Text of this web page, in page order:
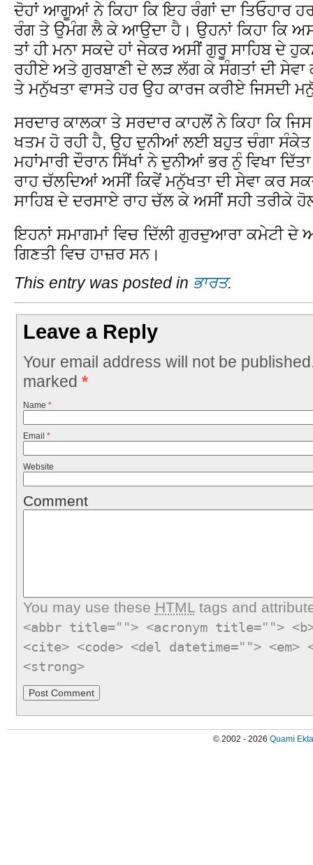
ਦੋਹਾਂ ਆਗੂਆਂ ਨੇ ਕਿਹਾ ਕਿ ਇਹ ਰੰਗਾਂ ਦਾ ਤਿਓਹਾਰ
ਰੰਗ ਤੇ ਉਮੰਗ ਲੈ ਕੇ ਆਉਦਾ ਹੈ। ਉਹਨਾਂ ਕਿਹਾ ਕਿ
ਤਾਂ ਹੀ ਮਨਾ ਸਕਦੇ ਹਾਂ ਜੇਕਰ ਅਸੀਂ ਗੁਰੂ ਸਾਹਿਬ ਦੇ
ਰਹੀਏ ਅਤੇ ਗੁਰਬਾਣੀ ਦੇ ਲੜ ਲੱਗ ਕੇ ਸੰਗਤਾਂ ਦੀ ਸੇਵਾ
ਤੇ ਮਨੁੱਖਤਾ ਵਾਸਤੇ ਹਰ ਉਹ ਕਾਰਜ ਕਰੀਏ ਜਿਸਦੀ
ਸਰਦਾਰ ਕਾਲਕਾ ਤੇ ਸਰਦਾਰ ਕਾਹਲੋਂ ਨੇ ਕਿਹਾ ਕਿ
ਖਤਮ ਹੋ ਰਹੀ ਹੈ, ਉਹ ਦੁਨੀਆਂ ਲਈ ਬਹੁਤ ਚੰਗਾ ਸੰਕੇਤ
ਮਹਾਂਮਾਰੀ ਦੌਰਾਨ ਸਿੱਖਾਂ ਨੇ ਦੁਨੀਆਂ ਭਰ ਨੁੰ ਵਿਖਾ
ਰਾਹ ਚੱਲਦਿਆਂ ਅਸੀਂ ਕਿਵੇਂ ਮਨੁੱਖਤਾ ਦੀ ਸੇਵਾ ਕਰ
ਸਾਹਿਬ ਦੇ ਦਰਸਾਏ ਰਾਹ ਚੱਲ ਕੇ ਅਸੀਂ ਸਹੀ ਤਰੀਕੇ
ਇਹਨਾਂ ਸਮਾਗਮਾਂ ਵਿਚ ਦਿੱਲੀ ਗੁਰਦੁਆਰਾ ਕਮੇਟੀ ਦੇ
ਗਿਣਤੀ ਵਿਚ ਹਾਜ਼ਰ ਸਨ।
This entry was posted in ਭਾਰਤ.
Leave a Reply
Your email address will not be
marked *
Name *
Email *
Website
Comment
You may use these HTMLtags and
<abbr title=""> <acronym title="">
<cite> <code> <del datetime="">
<strong>
© 2002 - 2026 Quami